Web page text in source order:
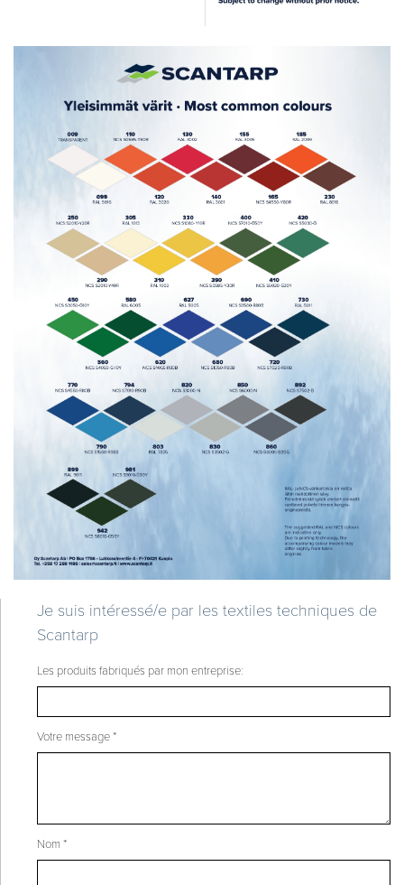
Je suis intéressé/e par les textiles techniques de
Scantarp
Les produits fabriqués par mon entreprise:
Votre message *
Nom *